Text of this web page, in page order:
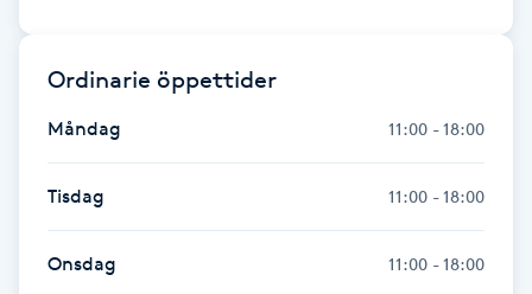
Gellack
Gellack med förstärkning
Gravidmassage
Ordinarie öppettider
Måndag 11:00 - 18:00
Tisdag 11:00 - 18:00
Onsdag 11:00 - 18:00